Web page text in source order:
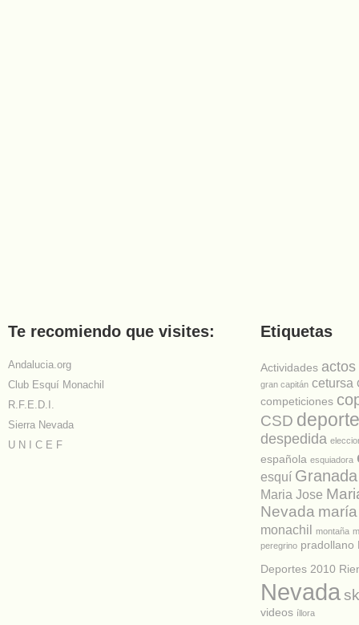
Te recomiendo que visites:
Andalucia.org
Club Esquí Monachil
R.F.E.D.I.
Sierra Nevada
U N I C E F
Etiquetas
Actividades actos
gran capitán cetursa
competiciones
CSD deporte
despedida
española esquiadora
esquí Granada
Maria Jose
Nevada
monachil montaña
peregrino pradollano
Deportes 2010
Nevada
videos íllora